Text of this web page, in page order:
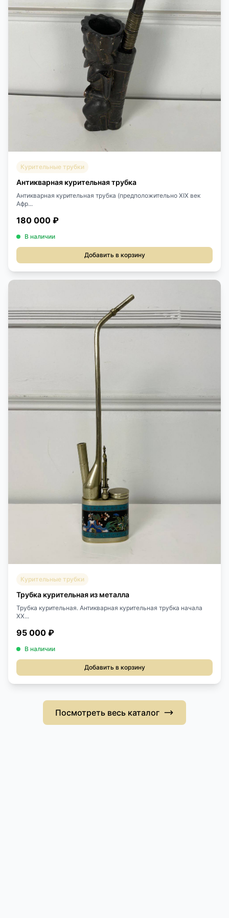
Курительные трубки
Антикварная курительная трубка
Антикварная курительная трубка (предположительно XIX век
Афр...
180 000 ₽
В наличии
Добавить в корзину
Курительные трубки
Трубка курительная из металла
Трубка курительная. Антикварная курительная трубка начала
XX...
95 000 ₽
В наличии
Добавить в корзину
Посмотреть весь каталог